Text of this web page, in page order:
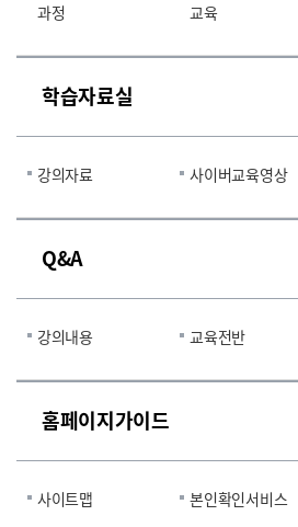
과정
교육
학습자료실
강의자료 사이버교육영상
Q&A
강의내용 교육전반
홈페이지가이드
사이트맵 본인확인서비스